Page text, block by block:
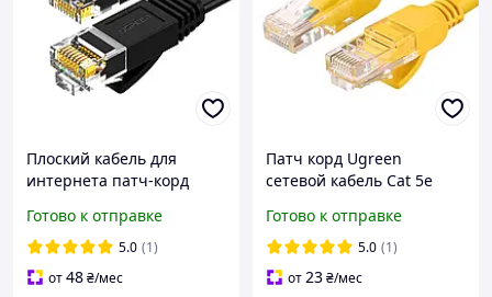
Плоский кабель для
интернета патч-корд
Ethernet Cable 15м
(черный) NW102
Готово к отправке
5.0 (1)
от48₴/мес
Патч корд Ugreen
сетевой кабель Cat 5e
м Yellow (NW103)
Готово к отправке
5.0 (1)
от23₴/мес